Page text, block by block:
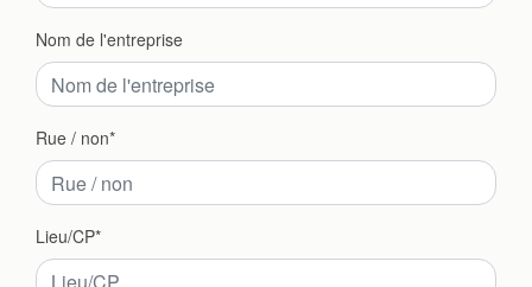
Nom de l'entreprise
Rue / non
Lieu/CP